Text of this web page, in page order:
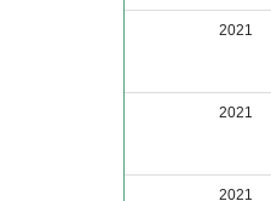
2021
2021
2021